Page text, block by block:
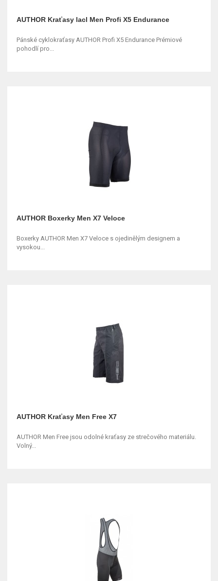
AUTHOR Kraťasy lacl Men Profi X5 Endurance
Pánské cyklokraťasy AUTHOR Profi X5 Endurance Prémiové
pohodlí pro...
AUTHOR Boxerky Men X7 Veloce
Boxerky AUTHOR Men X7 Veloce s ojedinělým designem a
vysokou...
AUTHOR Kraťasy Men Free X7
AUTHOR Men Free jsou odolné kraťasy ze strečového materiálu.
Volný...